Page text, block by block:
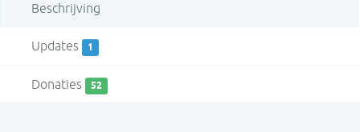
Beschrijving
Updates 1
Donaties 52